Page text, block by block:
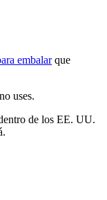
embalarque
uses.
de los EE. UU.